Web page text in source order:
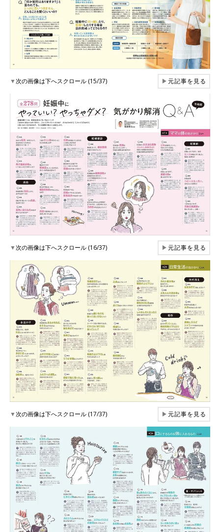
▼次の画像は下へスクロール (15/37) ▶元記事を見る
▼次の画像は下へスクロール (16/37) ▶元記事を見る
▼次の画像は下へスクロール (17/37) ▶元記事を見る